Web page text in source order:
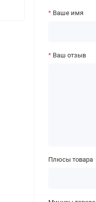
Ваше имя
Ваш отзыв
Плюсы товара